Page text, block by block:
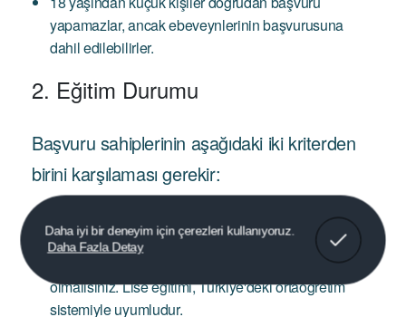
Daha iyi bir deneyim için çerezleri kullanıyoruz.
Daha Fazla Detay
Anladım!
yapamazlar, ancak ebeveynlerinin başvurusuna
dahil edilebilirler.
2. Eğitim Durumu
Başvuru sahiplerinin aşağıdaki iki kriterden
birini karşılaması gerekir:
: En az lise diplomasına sahip
olmalısınız. Lise eğitimi, Türkiye'deki ortaöğretim
sistemiyle uyumludur.